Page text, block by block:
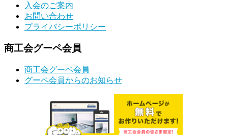
入会のご案内
お問い合わせ
プライバシーポリシー
商工会グーペ会員
商工会グーペ会員
グーペ会員からのお知らせ